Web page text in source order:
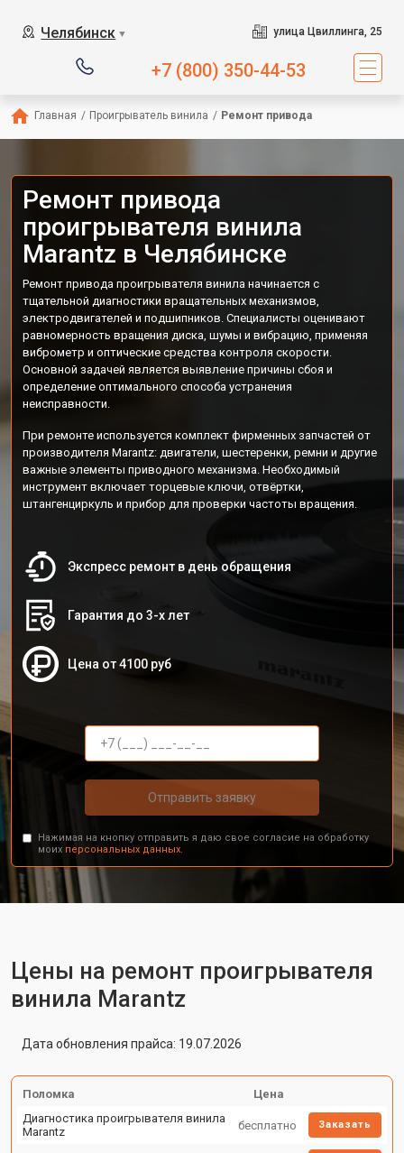
Челябинск ▼ улица Цвиллинга, 25
+7 (800) 350-44-53
Главная / Проигрыватель винила / Ремонт привода
Ремонт привода
проигрывателя винила
Marantz в Челябинске
Ремонт привода проигрывателя винила начинается с
тщательной диагностики вращательных механизмов,
электродвигателей и подшипников. Специалисты оценивают
равномерность вращения диска, шумы и вибрацию, применяя
виброметр и оптические средства контроля скорости.
Основной задачей является выявление причины сбоя и
определение оптимального способа устранения
неисправности.
При ремонте используется комплект фирменных запчастей от
производителя Marantz: двигатели, шестеренки, ремни и другие
важные элементы приводного механизма. Необходимый
инструмент включает торцевые ключи, отвёртки,
штангенциркуль и прибор для проверки частоты вращения.
Экспресс ремонт в день обращения
Гарантия до 3-х лет
Цена от 4100 руб
Отправить заявку
Нажимая на кнопку отправить я даю свое согласие на обработку
моих персональных данных.
Цены на ремонт проигрывателя
винила Marantz
Дата обновления прайса: 19.07.2026
Поломка
Цена
Диагностика проигрывателя винила
Marantz
бесплатно Заказать